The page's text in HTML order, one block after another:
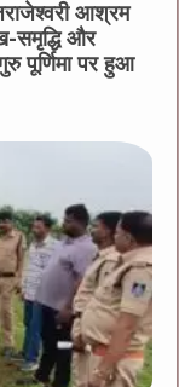
आश्रम
समृद्धि और
पूर्णिमा पर हुआ